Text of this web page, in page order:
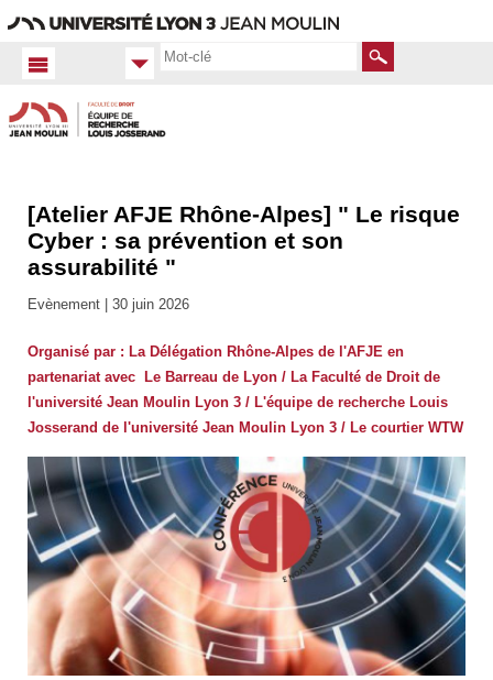
Rechercher
Accueil
FR
Actualités
les actus
[Atelier AFJE Rhône-Alpes] " Le risque
Cyber : sa prévention et son
assurabilité "
Evènement | 30 juin 2026
Organisé par : La Délégation Rhône-Alpes de l'AFJE en
partenariat avec Le Barreau de Lyon / La Faculté de Droit de
l'université Jean Moulin Lyon 3 / L'équipe de recherche Louis
Josserand de l'université Jean Moulin Lyon 3 / Le courtier WTW